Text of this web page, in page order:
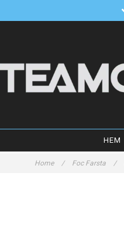
HEM
Home / Foc Farsta /